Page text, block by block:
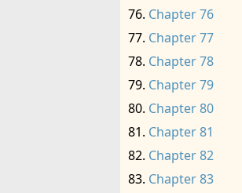
Chapter 76
Chapter 77
Chapter 78
Chapter 79
Chapter 80
Chapter 81
Chapter 82
Chapter 83